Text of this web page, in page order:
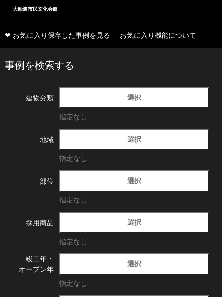
大船渡市民文化会館
❤ お気に入り保存した事例を見る お気に入り機能について
事例を検索する
建物分類 選択
指定なし
地域 選択
指定なし
部位 選択
指定なし
採用商品 選択
指定なし
竣工年・
オープン年
選択
指定なし